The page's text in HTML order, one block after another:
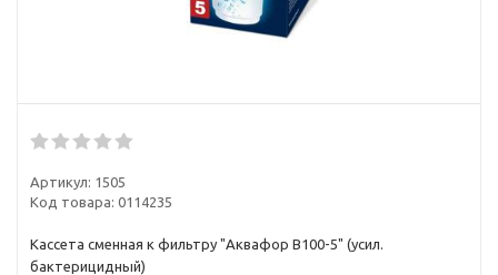
Артикул: 1505
Код товара: 0114235
Кассета сменная к фильтру "Аквафор В100-5" (усил.
бактерицидный)